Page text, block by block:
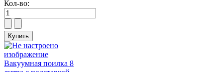
Кол-во:
Вакуумная поилка 8